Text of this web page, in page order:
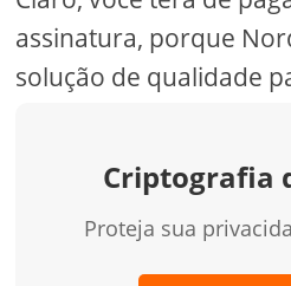
assinatura, porque
solução de qualidade
Criptografia
Proteja sua